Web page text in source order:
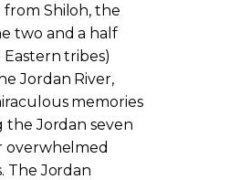
Shiloh, the
two and a half
tribes)
Jordan River,
memories
the Jordan seven
overwhelmed
The Jordan